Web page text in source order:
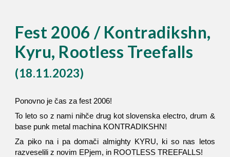
Fest 2006 / Kontradikshn,
Kyru, Rootless Treefalls
(18.11.2023)
Ponovno je čas za fest 2006!
To leto so z nami nihče drug kot slovenska electro, drum &
base punk metal machina KONTRADIKSHN!
Za piko na i pa domači almighty KYRU, ki so nas letos
razveselili z novim EPjem, in ROOTLESS TREEFALLS!